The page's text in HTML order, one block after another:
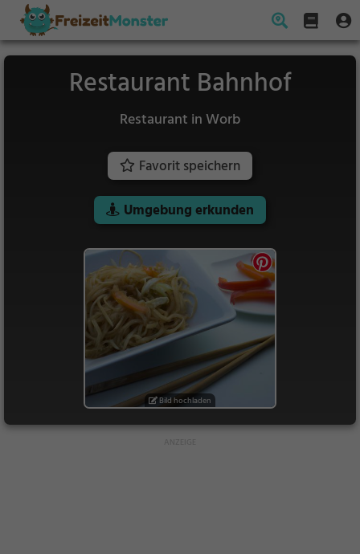
Restaurant Bahnhof
Restaurant in Worb
Favorit speichern
Umgebung erkunden
Bild hochladen